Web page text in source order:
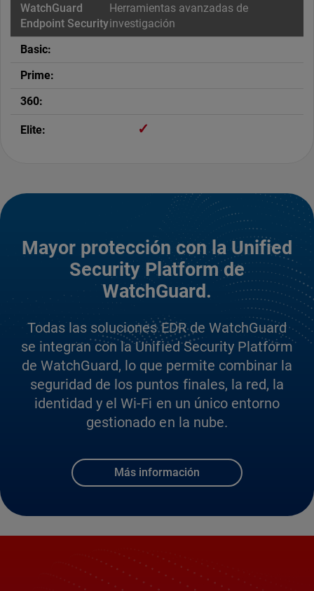
Herramientas avanzadas de
investigación
✓
Mayor protección con la Unified
Security Platform de
WatchGuard.
Todas las soluciones EDR de WatchGuard
se integran con la Unified Security Platform
de WatchGuard, lo que permite combinar la
seguridad de los puntos finales, la red, la
identidad y el Wi-Fi en un único entorno
gestionado en la nube.
Más información